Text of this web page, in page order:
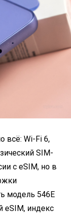
всё: Wi-Fi 6,
SIM-
с eSIM, но в
модель 546E
eSIM, индекс